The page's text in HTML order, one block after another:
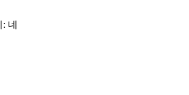
: 네